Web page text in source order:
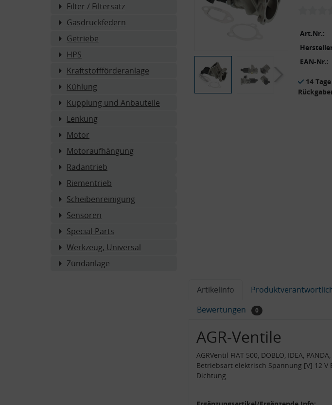
Filter / Filtersatz
Gasdruckfedern
Getriebe
HPS
Kraftstoffförderanlage
Kühlung
Kupplung und Anbauteile
Lenkung
Motor
Motoraufhängung
Radantrieb
Riementrieb
Scheibenreinigung
Sensoren
Special-Parts
Werkzeug, Universal
Zündanlage
Art.Nr.:
EAN-Nr.:
14 Tage
Artikelinfo
Bewertungen
0
AGR-Ventile
AGRVentil FIAT 500, DOBLO, IDEA,
Betriebsart elektrisch Spannung [V] 12
Dichtung